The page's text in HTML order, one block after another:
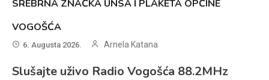
SREBRNA ZNAČKA UNSA I PLAKETA OPĆINE
VOGOŠĆA
6. Augusta 2026. Arnela Katana
Slušajte uživo Radio Vogošća 88.2MHz